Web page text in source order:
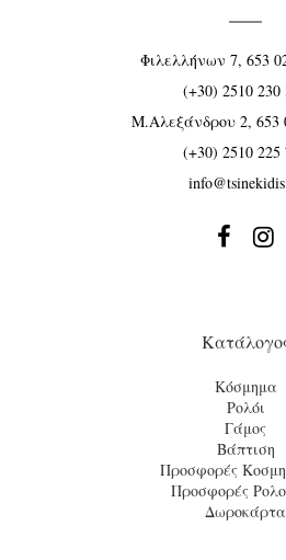
Φιλελλήνων 7, 653
(+30) 2510 230
Μ.Αλεξάνδρου 2, 653
(+30) 2510 225
 
Κόσμημα
Ρολόι
Γάμος
Βάπτιση
Προσφορές
Προσφορές
Δωροκάρτα